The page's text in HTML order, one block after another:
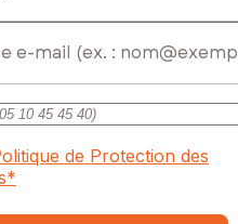
de Protection des
*